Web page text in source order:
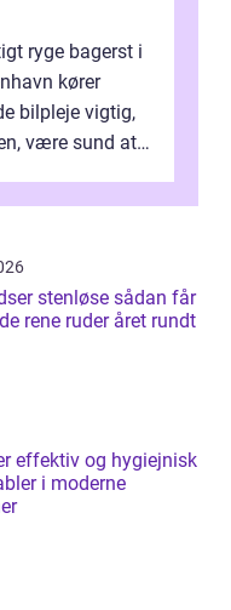
ryge bagerst i
kører
bilpleje vigtig,
være sund at
sådan får
rene ruder året rundt
i moderne